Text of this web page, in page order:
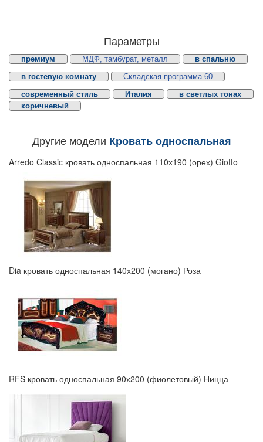
Параметры
премиум МДФ, тамбурат, металл
в спальню
в гостевую комнату
Складская программа 60
современный стиль
Италия
в светлых тонах
коричневый
Другие модели Кровать односпальная
Arredo Classic кровать односпальная 110х190 (орех) Giotto
Dia кровать односпальная 140х200 (могано) Роза
RFS кровать односпальная 90х200 (фиолетовый) Ницца